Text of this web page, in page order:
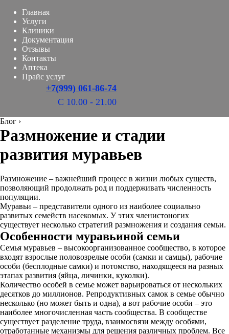
Главная
Услуги
Клиники
Документация
Отзывы
Контакты
Аптека
Прайс услуг
+7(999) 061-86-74
С 10.00 - 21.00
Блог ›
Размножение и стадии
развития муравьев
Размножение – важнейший процесс в жизни любых существ,
позволяющий продолжать род и поддерживать численность
популяции.
Муравьи – представители одного из наиболее социально
развитых семейств насекомых. У этих членистоногих
существует несколько стратегий размножения и создания семьи.
Особенности муравьиной семьи
Семья муравьев – высокоорганизованное сообщество, в которое
входят взрослые половозрелые особи (самки и самцы), рабочие
особи (бесплодные самки) и потомство, находящееся на разных
этапах развития (яйца, личинки, куколки).
Количество особей в семье может варьироваться от нескольких
десятков до миллионов. Репродуктивных самок в семье обычно
несколько (но может быть и одна), а вот рабочие особи – это
наиболее многочисленная часть сообщества. В сообществе
существует разделение труда, взаимосвязи между особями,
отработанные механизмы для решения различных проблем. Все